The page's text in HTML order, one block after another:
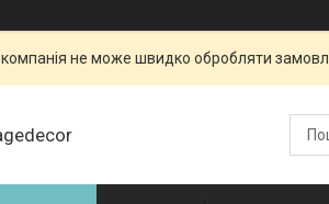
не може швидко обробляти